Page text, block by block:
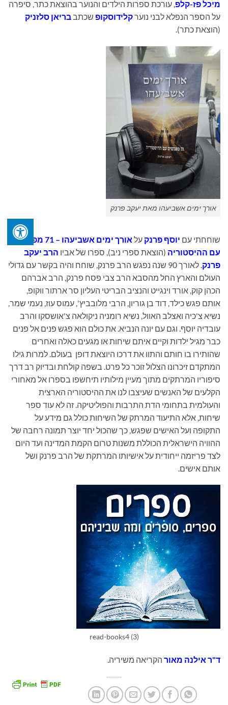
מיכל פז-קלפ, עורכת ספרות הילדים והנוער בהוצאת כתר, סיפרה
על הספר הנפלא לבני נוערקלידוסקופ שכתב בריאן סלזניק
(הוצאת כתר).
אורך ימים אשביעהו מאת יעקב פרנק
שוחחתי עם יוסף פרנק על אורך ימים אשביעהו
– 71 מפגשים
עם ההיסטוריה (הוצאת ספרי ניב), ספרו של אביו הרב יעקב
פרנק
. לאורך 90 שנה נפגש הרב פרנק, שוחח והיה בקשר עם גדולי
העולם והארץ החל מהסבא הרב צבי פסח פרנק, הרב אברהם
הכהן קוק, אורד וינגייט והנציב הבריטי העליון סר ארתור ווקופ,
אותם פגש כילד, דוד בן גוריון, הרבי מלובביץ', עמוס עוז, נעמי שמר,
נשיא צ'כיה ואצלב האוול, נשיא רומניה ניקולאה צ'אושסקו והרב
עובדיה יוסף. וגם עם יונה הנביא. את כולם הוא פגש פנים אל פנים
כבר מגיל ילדות וקיים איתם שיחות או מגעים כאלה ואחרים
שהותירו בו חותם והתוו את דרכו היוצאת דופן בעולם. למרות גילו
המתקדם זיכרונו הצלול זוכר כל פרט. בשפה קולחת ובדיוק רב דרך
סיפוריו המרתקים מתוך מעיין מילותיו תיחשפו בספרו אל מאחורי
הקלעים של האנשים שעיצבו לנו את ההיסטוריה הארצית
והעולמית בתחומי הדת התרבות והפוליטיקה. זה לא עוד ספר
שיחות, אלא התיעוד המרתק של השיחות כולל גם מידע על
התקופה ועל האישים שפגש, כך שהכול יחד יוצר תמונה רחבה של
ההוויה הישראלית הכוללת משנות טרום הקמת המדינה ועד היום
לצד פריזמה ייחודית על אישיותו המרתקת של הרב פרנק ושל
אותם אישים.
read-books4 (3)
ד"ר אילנה מאור הקריאה משיריה.